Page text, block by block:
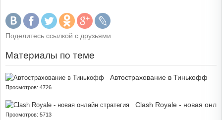
Поделитесь ссылкой с друзьями
Материалы по теме
Автострахование в Тинькофф
Просмотров: 4726
Clash Royale - новая
Просмотров: 5713